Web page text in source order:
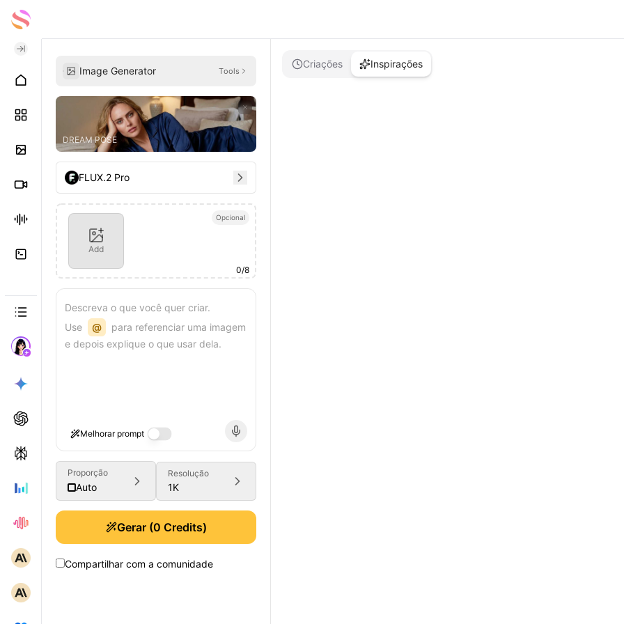
Image Generator Tools
DREAM POSE
FLUX.2 Pro
Opcional
Add
0/8
Descreva o que você quer criar.
Use
@
para referenciar uma imagem
e depois explique o que usar dela.
Melhorar prompt
Proporção
Auto
Resolução
1K
Gerar(0 Credits)
Compartilhar com a comunidade
Criações Inspirações